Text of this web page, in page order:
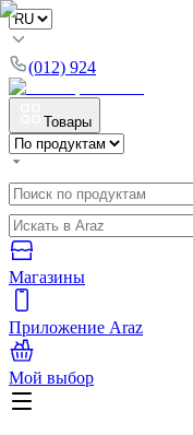
(012) 924
Товары
Магазины
Приложение Araz
Мой выбор